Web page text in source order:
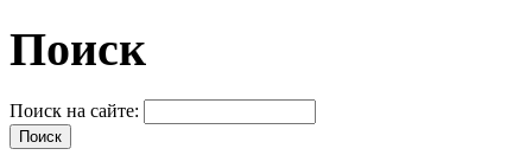
Поиск
Поиск на сайте: